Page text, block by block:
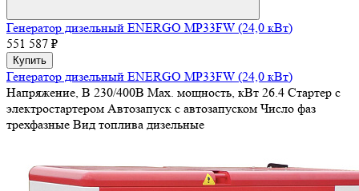
Генератор дизельный ENERGO MP33FW (24,0 кВт)
551 587 ₽
Купить
Генератор дизельный ENERGO MP33FW (24,0 кВт)
Напряжение, В 230/400В Max. мощность, кВт 26.4 Стартер с
электростартером Автозапуск с автозапуском Число фаз
трехфазные Вид топлива дизельные